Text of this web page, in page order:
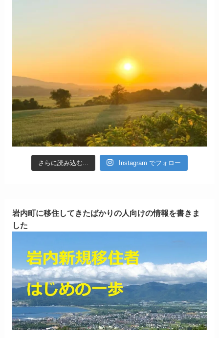
さらに読み込む... Instagram でフォロー
岩内町に移住してきたばかりの人向けの情報を書きま
した